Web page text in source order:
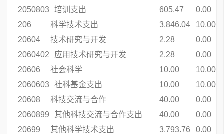
2050803
培训支出 605.47
0.00
206
科学技术支出 3,846.04
10.00
20604
技术研究与开发 2.28
0.00
2060402
应用技术研究与开发 2.28
0.00
20606
社会科学 10.00
10.00
2060603
社科基金支出 10.00
10.00
20608
科技交流与合作 40.00
0.00
2060899
其他科技交流与合作支出 40.00
0.00
20699
其他科学技术支出 3,793.76
0.00